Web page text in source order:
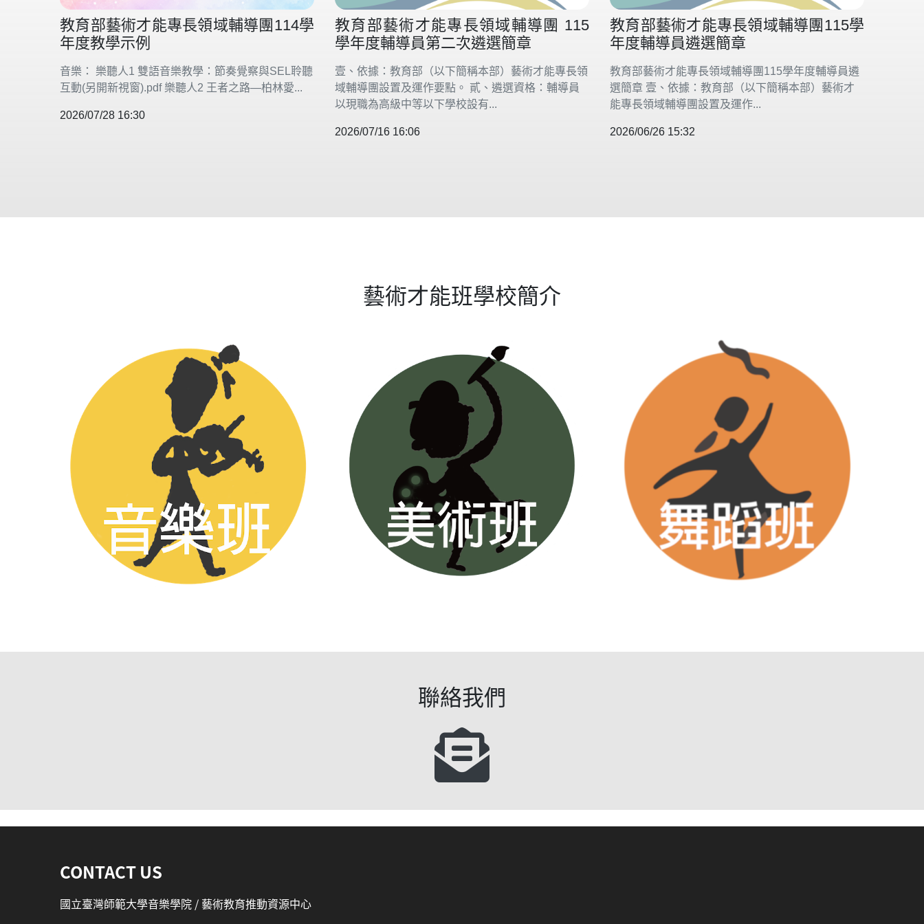
教育部藝術才能專長領域輔導團114學
年度教學示例
音樂： 樂聽人1 雙語音樂教學：節奏覺察與SEL聆聽
互動(另開新視窗).pdf 樂聽人2 王者之路—柏林愛...
2026/07/28 16:30
教育部藝術才能專長領域輔導團 115
學年度輔導員第二次遴選簡章
壹、依據：教育部（以下簡稱本部）藝術才能專長領
域輔導團設置及運作要點。 貳、遴選資格：輔導員
以現職為高級中等以下學校設有...
2026/07/16 16:06
教育部藝術才能專長領域輔導團115學
年度輔導員遴選簡章
教育部藝術才能專長領域輔導團115學年度輔導員遴
選簡章 壹、依據：教育部（以下簡稱本部）藝術才
能專長領域輔導團設置及運作...
2026/06/26 15:32
藝術才能班學校簡介
聯絡我們
CONTACT US
國立臺灣師範大學音樂學院 / 藝術教育推動資源中心